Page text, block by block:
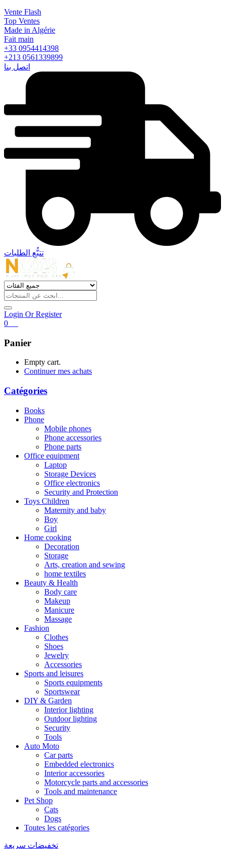
Vente Flash
Top Ventes
Made in Algérie
Fait main
+33 0954414398
+213 0561339899
اتصل بنا
تتبُّع الطلبات
Login Or Register
0
Panier
Empty cart.
Continuer mes achats
Catégories
Books
Phone
Mobile phones
Phone accessories
Phone parts
Office equipment
Laptop
Storage Devices
Office electronics
Security and Protection
Toys Children
Maternity and baby
Boy
Girl
Home cooking
Decoration
Storage
Arts, creation and sewing
home textiles
Beauty & Health
Body care
Makeup
Manicure
Massage
Fashion
Clothes
Shoes
Jewelry
Accessories
Sports and leisures
Sports equipments
Sportswear
DIY & Garden
Interior lighting
Outdoor lighting
Security
Tools
Auto Moto
Car parts
Embedded electronics
Interior accessories
Motorcycle parts and accessories
Tools and maintenance
Pet Shop
Cats
Dogs
Toutes les catégories
تخفيضات سريعة